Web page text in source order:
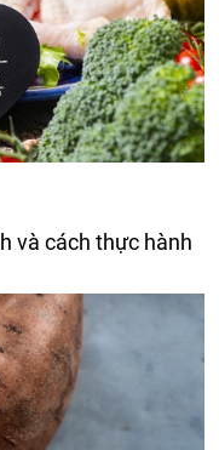
và cách thực hành